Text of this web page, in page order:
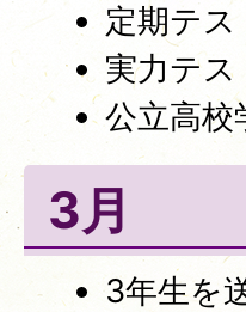
定期テス
実力テス
公立高校
3月
3年生を